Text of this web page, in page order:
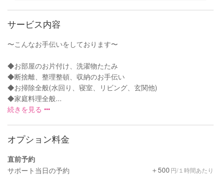
サービス内容
〜こんなお手伝いをしております〜
◆お部屋のお片付け、洗濯物たたみ
◆断捨離、整理整頓、収納のお手伝い
◆お掃除全般(水回り、寝室、リビング、玄関他)
◆家庭料理全般...
続きを見る
オプション料金
直前予約
サポート当日の予約
＋500 円/１時間あたり